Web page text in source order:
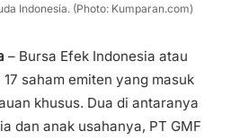
Indonesia. (Photo: Kumparan.com)
– Bursa Efek Indonesia atau
saham emiten yang masuk
khusus. Dua di antaranya
dan anak usahanya, PT GMF